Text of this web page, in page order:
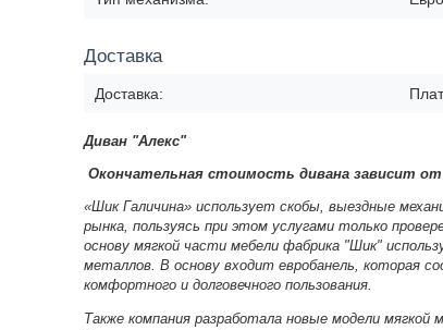
Доставка
Доставка:
Диван "Алекс"
Окончательная стоимость дивана зависит
«Шик Галичина» использует скобы, выездные
рынка, пользуясь при этом услугами только
основу мягкой части мебели фабрика "Шик"
металлов. В основу входит евробанель, которая
комфортного и долговечного пользования.
Также компания разработала новые модели